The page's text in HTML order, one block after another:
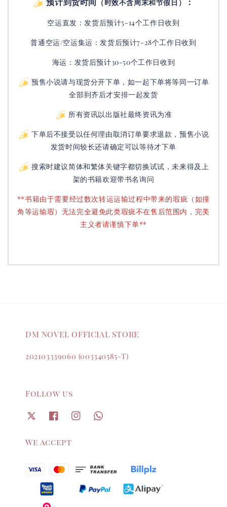
（时效不含周末和节假日）
空运直发： 发货后预计5-14个工作日收到
普通空运/空运集运： 发货后预计7-28个工作日收到
海运：发货后预计30-50个工作日收到
预售小说请与现货分开下单，如一起下单将等同一订单
全部到齐后才安排一起发货
所有资讯以出版社最终资讯为准
下单后不接受以任何理由取消订单要求退款，预售小说
发货时间较长还请确定可以等待才下单
搜索时建议简体和繁体关键字都切换试试，未来得及上
架的书籍欢迎带书名询问
**书籍由于需要经过数次转运运输过程中带来的瑕疵（如撞
角等运输瑕）无法完全避免此类瑕疵不在售后范围内，完美
主义者请谨慎下单**
DM NOVEL OFFICIAL STORE
202103339060 (003340585-T)
Follow us
We accept